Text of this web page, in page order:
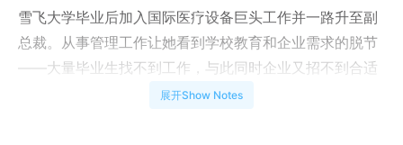
雪飞大学毕业后加入国际医疗设备巨头工作并一路升至副
总裁。从事管理工作让她看到学校教育和企业需求的脱节
——大量毕业生找不到工作，与此同时企业又招不到合适
的人。雪飞毅然辞职，踏上教育之路，将多年来对企业需
展开Show Notes